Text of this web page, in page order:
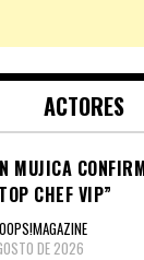
ACTORES
MUJICA
CHEF VIP”
DE 2026